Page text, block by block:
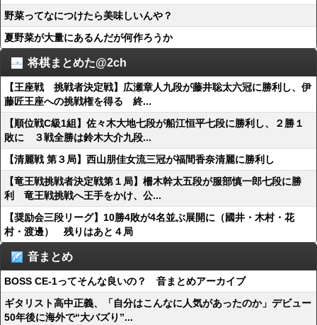
野菜ってなにつけたら美味しいんや？
夏野菜が大量にあるんだが何作ろうか
将棋まとめた@2ch
【王座戦 挑戦者決定戦】広瀬章人九段が藤井聡太六冠に勝利し、伊
藤匠王座への挑戦権を得る 終...
【順位戦C級1組】佐々木大地七段が船江恒平七段に勝利し、２勝１
敗に ３戦全勝は鈴木大介九段...
【清麗戦 第３局】西山朋佳女流三冠が福間香奈清麗に勝利し
【竜王戦挑戦者決定戦第１局】柵木幹太五段が服部慎一郎七段に勝
利 竜王戦挑戦へ王手をかけ、公...
【奨励会三段リーグ】10勝4敗が4名並ぶ展開に（國井・木村・花
村・渡邊） 残りはあと４局
音まとめ
BOSS CE-1ってそんな良いの？ 音まとめアーカイブ
ギタリスト高中正義、「自分はこんなに人気があったのか」デビュー
50年後に海外で“大バズり”...